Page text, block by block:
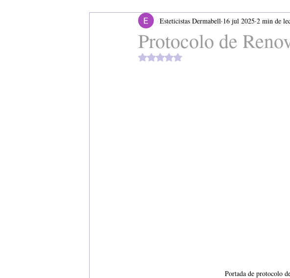
Tecnología e Innovación
Protocolo de
Esteticistas Dermabell 16 jul 2025 2 min de
Obtuvo NaN de 5 estrellas.
Portada de protocolo